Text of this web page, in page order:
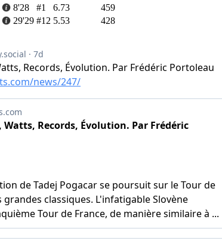
8'28 #1 6.73
459
29'29 #12 5.53
428